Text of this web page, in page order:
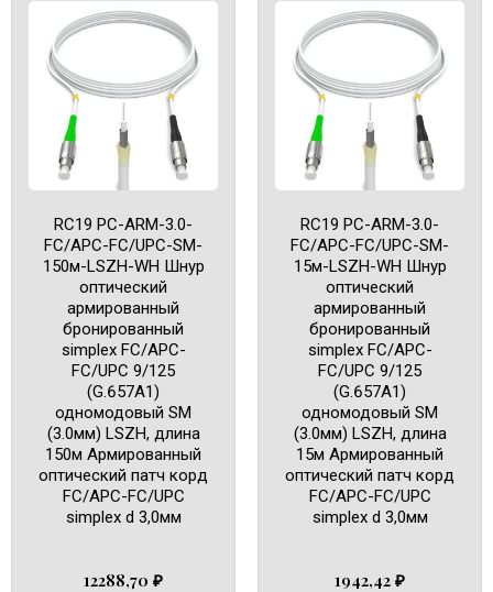
RC19 PC-ARM-3.0-
FC/APC-FC/UPC-SM-
150м-LSZH-WH Шнур
оптический
армированный
бронированный
simplex FC/APC-
FC/UPC 9/125
(G.657A1)
одномодовый SM
(3.0мм) LSZH, длина
150м Армированный
оптический патч корд
FC/APC-FC/UPC
simplex d 3,0мм
12288,70 ₽
RC19 PC-ARM-3.0-
FC/APC-FC/UPC-SM-
15м-LSZH-WH Шнур
оптический
армированный
бронированный
simplex FC/APC-
FC/UPC 9/125
(G.657A1)
одномодовый SM
(3.0мм) LSZH, длина
15м Армированный
оптический патч корд
FC/APC-FC/UPC
simplex d 3,0мм
1942,42 ₽